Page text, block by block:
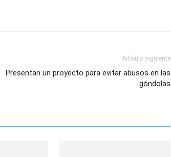
Artículo siguiente
Presentan un proyecto para evitar abusos en las
góndolas